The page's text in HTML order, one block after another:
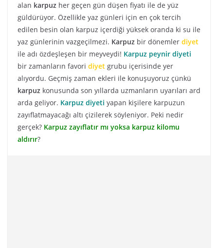
alan karpuz her geçen gün düşen fiyatı ile de yüz
güldürüyor. Özellikle yaz günleri için en çok tercih
edilen besin olan karpuz içerdiği yüksek oranda ki su ile
yaz günlerinin vazgeçilmezi. Karpuz bir dönemler diyet
ile adı özdeşleşen bir meyveydi! Karpuz peynir diyeti
bir zamanların favori diyet grubu içerisinde yer
alıyordu. Geçmiş zaman ekleri ile konuşuyoruz çünkü
karpuz konusunda son yıllarda uzmanların uyarıları ard
arda geliyor. Karpuz diyeti yapan kişilere karpuzun
zayıflatmayacağı altı çizilerek söyleniyor. Peki nedir
gerçek? Karpuz zayıflatır mı yoksa karpuz kilomu
aldırır?